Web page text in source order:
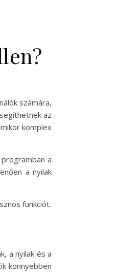
számára,
az
komplex
a
a nyilak
funkciót.
a nyilak és a
könnyebben